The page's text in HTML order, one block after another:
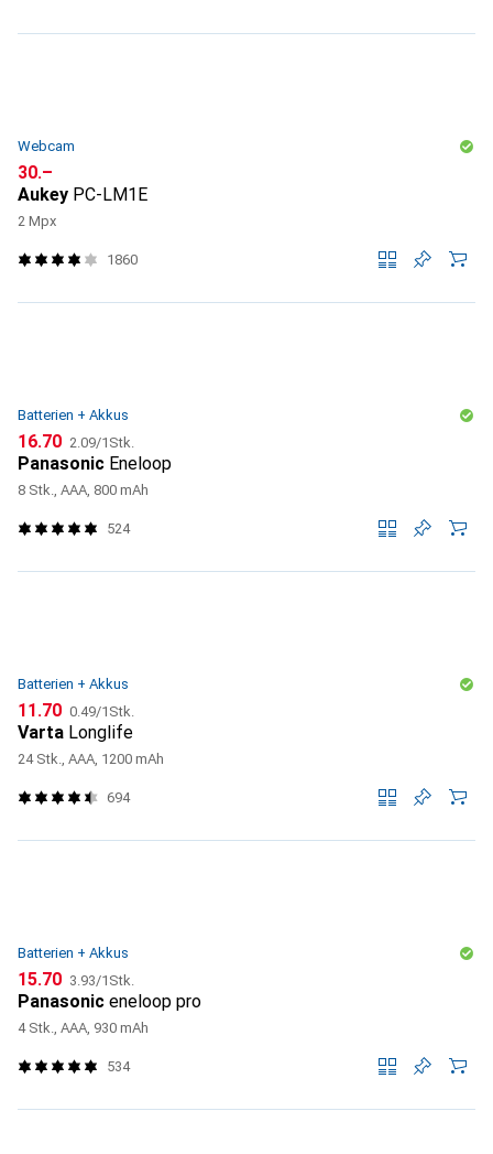
Webcam
CHF
30.–
Aukey PC-LM1E
2 Mpx
1860
Batterien + Akkus
CHF
16.70 CHF
2.09/1Stk.
Panasonic Eneloop
8 Stk., AAA, 800 mAh
524
Batterien + Akkus
CHF
11.70 CHF
0.49/1Stk.
Varta Longlife
24 Stk., AAA, 1200 mAh
694
Batterien + Akkus
CHF
15.70 CHF
3.93/1Stk.
Panasonic eneloop pro
4 Stk., AAA, 930 mAh
534